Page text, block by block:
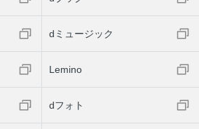
dミュージック
Lemino
dフォト